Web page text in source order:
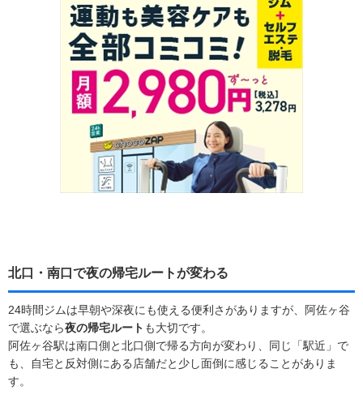
北口・南口で夜の帰宅ルートが変わる
24時間ジムは早朝や深夜にも使える便利さがありますが、阿佐ヶ谷
で選ぶなら夜の帰宅ルート も大切です。
阿佐ヶ谷駅は南口側と北口側で帰る方向が変わり、同じ「駅近」で
も、自宅と反対側にある店舗だと少し面倒に感じることがありま
す。